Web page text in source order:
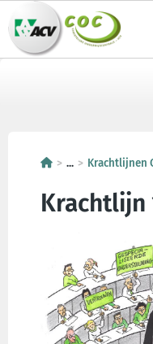
... Krachtlijnen
Krachtlijn